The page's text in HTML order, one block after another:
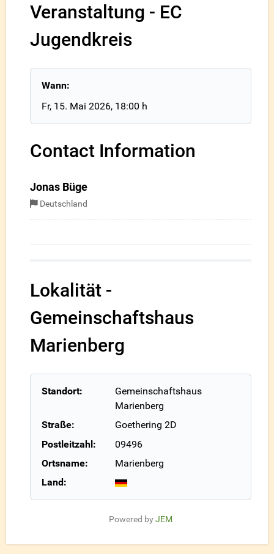
Veranstaltung - EC
Jugendkreis
Wann:
Fr, 15. Mai 2026, 18:00 h
Contact Information
Jonas Büge
Deutschland
Lokalität -
Gemeinschaftshaus
Marienberg
Standort:
Gemeinschaftshaus
Marienberg
Straße:
Goethering 2D
Postleitzahl:
09496
Ortsname:
Marienberg
Land:
Powered byJEM